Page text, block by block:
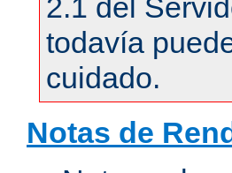
2.1 del
todavía
cuidado.
Notas de